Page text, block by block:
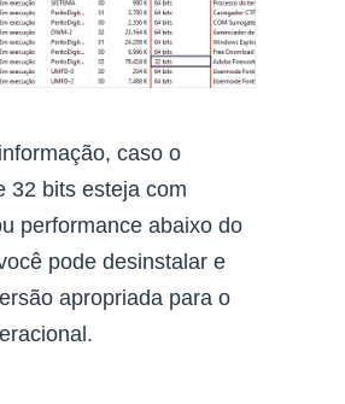
caso o
32 bits esteja com
performance abaixo do
pode desinstalar e
apropriada para o